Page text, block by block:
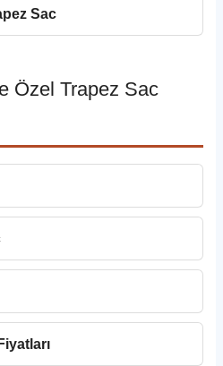
Sac
Özel Trapez Sac